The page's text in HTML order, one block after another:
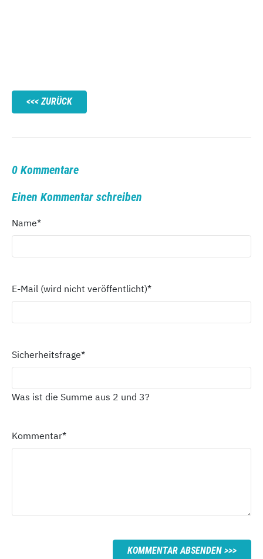
ZURÜCK
0 Kommentare
Einen Kommentar schreiben
Name*
E-Mail (wird nicht veröffentlicht)*
Sicherheitsfrage*
Was ist die Summe aus 2 und 3?
Kommentar*
KOMMENTAR ABSENDEN